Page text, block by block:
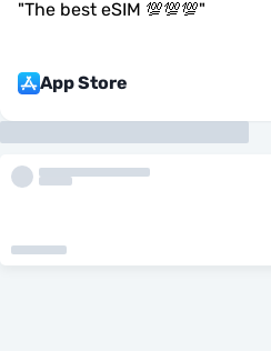
"The best eSIM 💯💯💯"
App Store